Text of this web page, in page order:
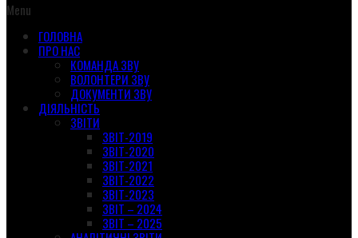
Menu
ГОЛОВНА
ПРО НАС
КОМАНДА ЗВУ
ВОЛОНТЕРИ ЗВУ
ДОКУМЕНТИ ЗВУ
ДІЯЛЬНІСТЬ
ЗВІТИ
ЗВІТ-2019
ЗВІТ-2020
ЗВІТ-2021
ЗВІТ-2022
ЗВІТ-2023
ЗВІТ – 2024
ЗВІТ – 2025